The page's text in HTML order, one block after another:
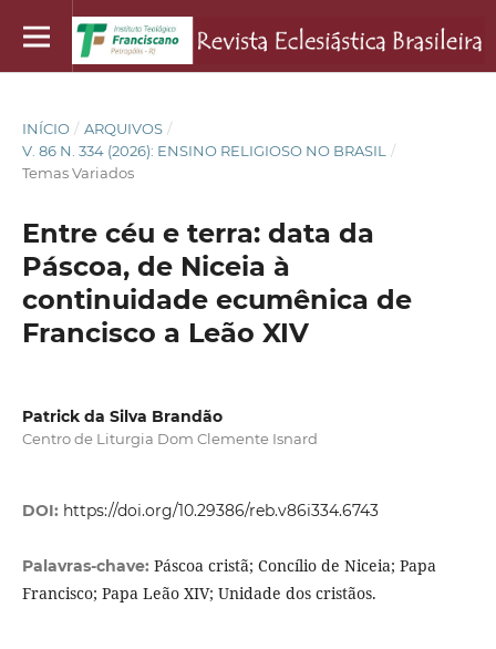
INÍCIO / ARQUIVOS /
V. 86 N. 334 (2026): ENSINO RELIGIOSO NO BRASIL
/
Temas Variados
Entre céu e terra: data da
Páscoa, de Niceia à
continuidade ecumênica de
Francisco a Leão XIV
Patrick da Silva Brandão
Centro de Liturgia Dom Clemente Isnard
DOI: https://doi.org/10.29386/reb.v86i334.6743
Palavras-chave: Páscoa cristã; Concílio de Niceia; Papa
Francisco; Papa Leão XIV; Unidade dos cristãos.